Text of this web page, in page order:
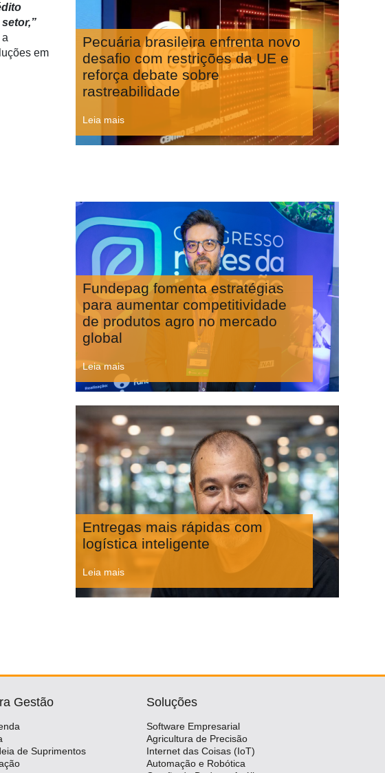
em
Pecuária brasileira enfrenta novo
desafio com restrições da UE e
reforça debate sobre
rastreabilidade
Leia mais
Fundepag fomenta estratégias
para aumentar competitividade
de produtos agro no mercado
global
Leia mais
Entregas mais rápidas com
logística inteligente
Leia mais
Gestão
de Suprimentos
Soluções
Software Empresarial
Agricultura de Precisão
Internet das Coisas (IoT)
Automação e Robótica